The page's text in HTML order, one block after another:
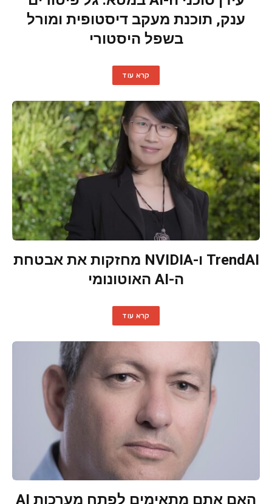
ענק, תוכנת מעקב דיסטופית ומורל
בשפל היסטורי
קרא עוד
TrendAI ו-NVIDIA מחזקות את אבטחת
ה-AI האוטונומי
קרא עוד
האם אתם מתאימים לפתח מערכות AI